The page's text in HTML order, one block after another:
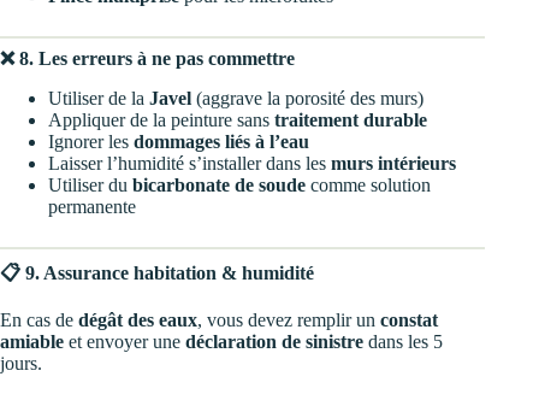
❌ 8. Les erreurs à ne pas commettre
Utiliser de la Javel (aggrave la porosité des murs)
Appliquer de la peinture sans traitement durable
Ignorer les dommages liés à l’eau
Laisser l’humidité s’installer dans les murs intérieurs
Utiliser du bicarbonate de soude comme solution
permanente
📋 9. Assurance habitation & humidité
En cas de dégât des eaux, vous devez remplir un constat
amiable et envoyer une déclaration de sinistre dans les 5
jours.